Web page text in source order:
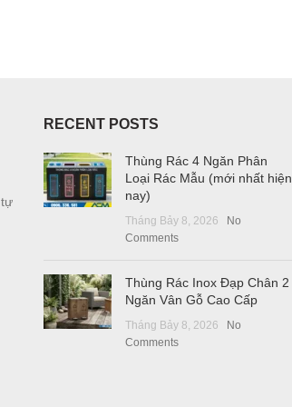
RECENT POSTS
Thùng Rác 4 Ngăn Phân
Loại Rác Mẫu (mới nhất hiện
nay)
Tháng Bảy 8, 2026
No
Comments
Thùng Rác Inox Đạp Chân 2
Ngăn Vân Gỗ Cao Cấp
Tháng Bảy 8, 2026
No
Comments